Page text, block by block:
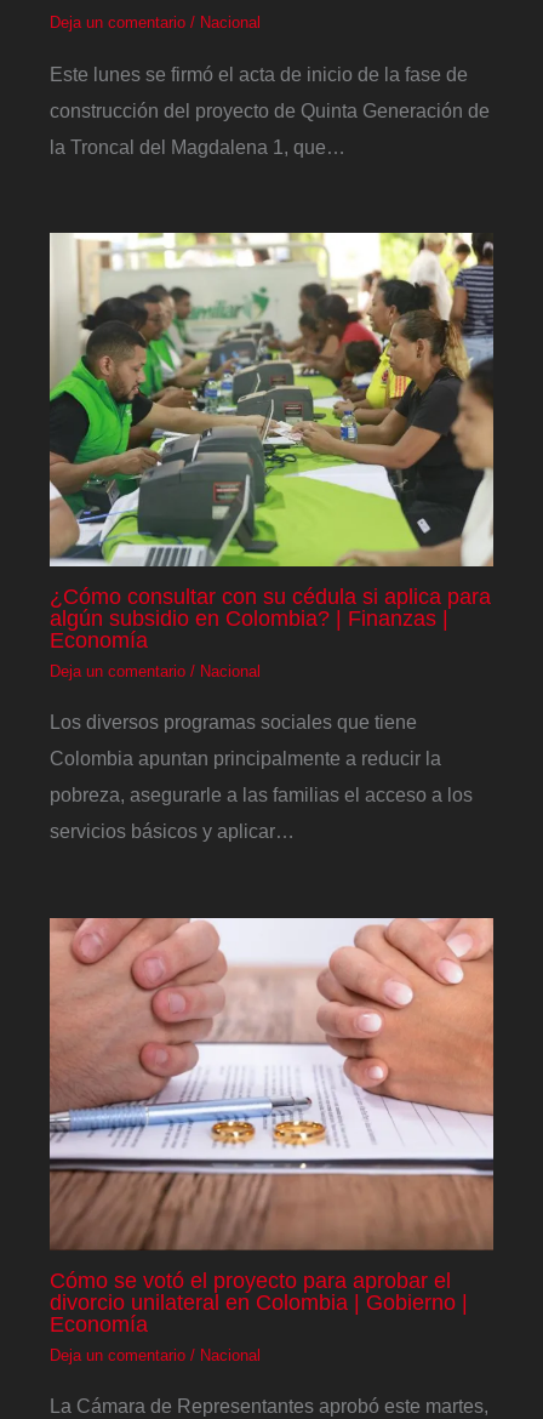
Deja un comentario / Nacional
Este lunes se firmó el acta de inicio de la fase de
construcción del proyecto de Quinta Generación de
la Troncal del Magdalena 1, que…
¿Cómo consultar con su cédula si aplica para
algún subsidio en Colombia? | Finanzas |
Economía
Deja un comentario / Nacional
Los diversos programas sociales que tiene
Colombia apuntan principalmente a reducir la
pobreza, asegurarle a las familias el acceso a los
servicios básicos y aplicar…
Cómo se votó el proyecto para aprobar el
divorcio unilateral en Colombia | Gobierno |
Economía
Deja un comentario / Nacional
La Cámara de Representantes aprobó este martes,